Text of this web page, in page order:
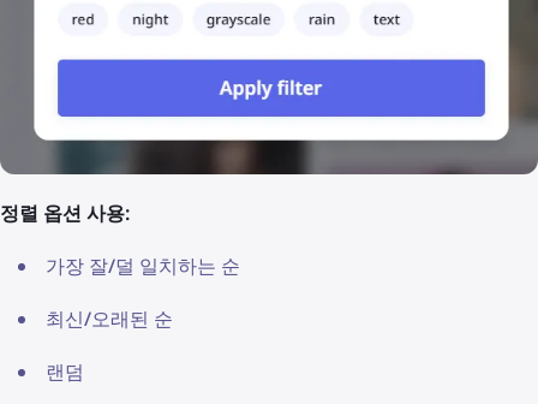
정렬 옵션 사용:
가장 잘/덜 일치하는 순
최신/오래된 순
랜덤